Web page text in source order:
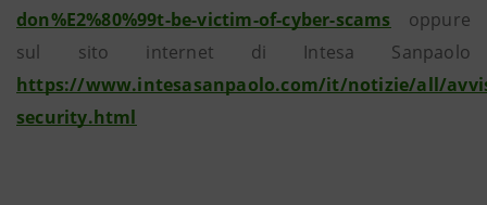
don%E2%80%99t-be-victim-of-cyber-scams oppure
sul sito internet di Intesa Sanpaolo
https://www.intesasanpaolo.com/it/notizie/all/
security.html